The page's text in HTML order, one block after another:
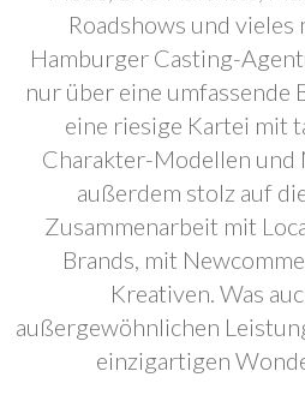
Roadshows und vieles
Hamburger Casting-
nur über eine umfassende
eine riesige Kartei mit
Charakter-Modellen und
außerdem stolz auf
Zusammenarbeit mit
Brands, mit
Kreativen. Was
außergewöhnlichen
einzigartigen